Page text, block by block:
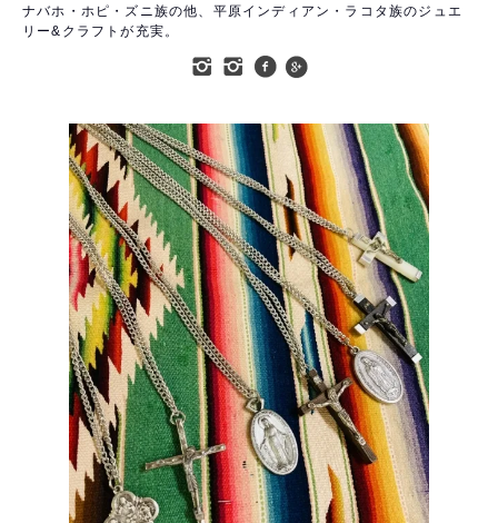
ナバホ・ホピ・ズニ族の他、平原インディアン・ラコタ族のジュエ
リー&クラフトが充実。